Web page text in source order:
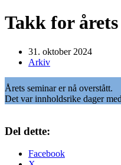
Takk for
31. oktober 2024
Arkiv
Årets seminar er nå overstått.
Det var innholdsrike dager
Del dette:
Facebook